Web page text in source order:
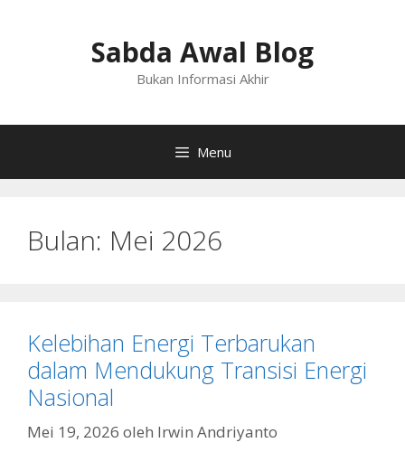
Sabda Awal Blog
Bukan Informasi Akhir
Menu
Bulan: Mei 2026
Kelebihan Energi Terbarukan
dalam Mendukung Transisi Energi
Nasional
Mei 19, 2026 oleh Irwin Andriyanto